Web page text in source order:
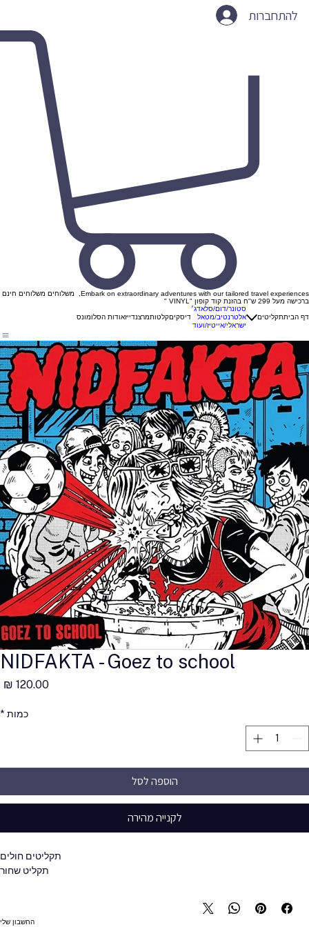
להתחברות
Embark on extraordinary adventures with our tailored travel experiences, משלוחים משלוחים חינם
ברכישה מעל 299 ש"ח בהזנת קוד קופון "VINYL "
דף הביתתקליטים
סטונר/דום/סלאדג׳
אלטרנטיב/מטאל
ישראלי/אייטיז/ועוד
דיסקיםקלטותמרצנדייזאודות הסלומונס
NIDFAKTA - Goez to school
כמות *
הוספה לסל
לקנייה מהירה
תקליטים חולים
תקליט שחור
החשבון שלי